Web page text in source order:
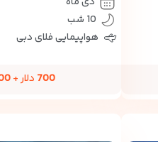
10 شب
هواپیمایی فلای دبی
700 دلار +